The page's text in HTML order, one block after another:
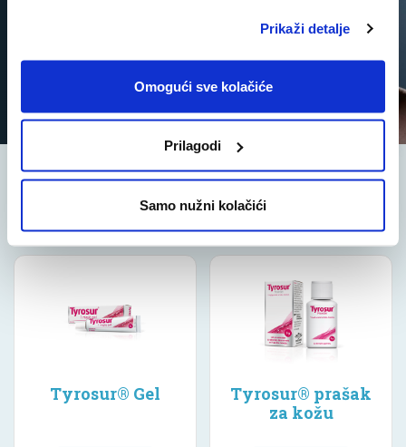
Prikaži detalje
Omogući sve kolačiće
Prilagodi
Samo nužni kolačići
Tyrosur® Gel
Tyrosur® prašak
za kožu